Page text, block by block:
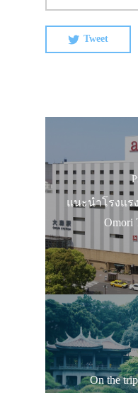
Tweet
แนะนำโรงแร
Omori
On the